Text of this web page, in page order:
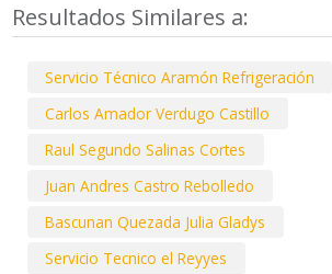
Resultados Similares a:
Servicio Técnico Aramón Refrigeración
Carlos Amador Verdugo Castillo
Raul Segundo Salinas Cortes
Juan Andres Castro Rebolledo
Bascunan Quezada Julia Gladys
Servicio Tecnico el Reyyes